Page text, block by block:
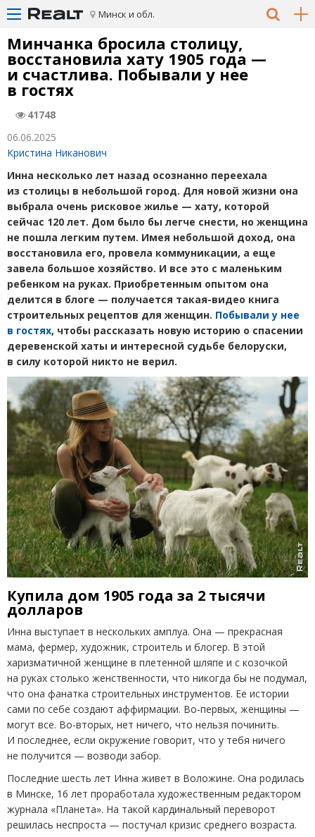
Минск и обл.
Минчанка бросила столицу,
восстановила хату 1905 года —
и счастлива. Побывали у нее
в гостях
41748
06.06.2025
Кристина Никанович
Инна несколько лет назад осознанно переехала
из столицы в небольшой город. Для новой жизни она
выбрала очень рисковое жилье — хату, которой
сейчас 120 лет. Дом было бы легче снести, но женщина
не пошла легким путем. Имея небольшой доход, она
восстановила его, провела коммуникации, а еще
завела большое хозяйство. И все это с маленьким
ребенком на руках. Приобретенным опытом она
делится в блоге — получается такая-видео книга
строительных рецептов для женщин. Побывали у нее
в гостях, чтобы рассказать новую историю о спасении
деревенской хаты и интересной судьбе белоруски,
в силу которой никто не верил.
Купила дом 1905 года за 2 тысячи
долларов
Инна выступает в нескольких амплуа. Она — прекрасная
мама, фермер, художник, строитель и блогер. В этой
харизматичной женщине в плетенной шляпе и с козочкой
на руках столько женственности, что никогда бы не подумал,
что она фанатка строительных инструментов. Ее истории
сами по себе создают аффирмации. Во-первых, женщины —
могут все. Во-вторых, нет ничего, что нельзя починить.
И последнее, если окружение говорит, что у тебя ничего
не получится — возводи забор.
Последние шесть лет Инна живет в Воложине. Она родилась
в Минске, 16 лет проработала художественным редактором
журнала «Планета». На такой кардинальный переворот
решилась неспроста — постучал кризис среднего возраста.